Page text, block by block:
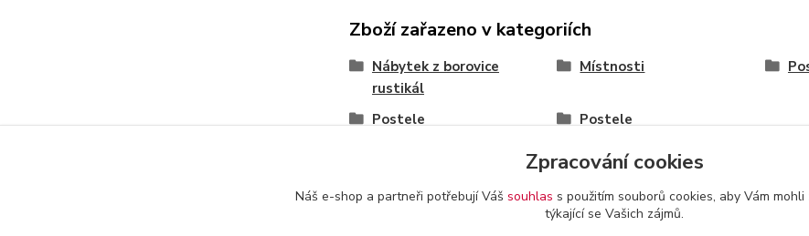
Zboží zařazeno v kategoriích
Nábytek z borovice
rustikál
Místnosti
Postele Postele
Obchodní podmínky-Reklamační řád
Zpracování cookies
Náš e-shop a partneři potřebují Váš souhlas s použitím souborů cookies, aby Vám
týkající se Vašich zájmů.